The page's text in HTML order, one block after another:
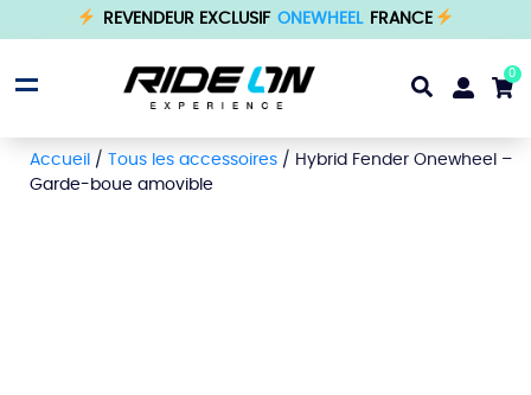
REVENDEUR EXCLUSIF ONEWHEEL FRANCE
0
Accueil / Tous les accessoires / Hybrid Fender Onewheel –
Garde-boue amovible